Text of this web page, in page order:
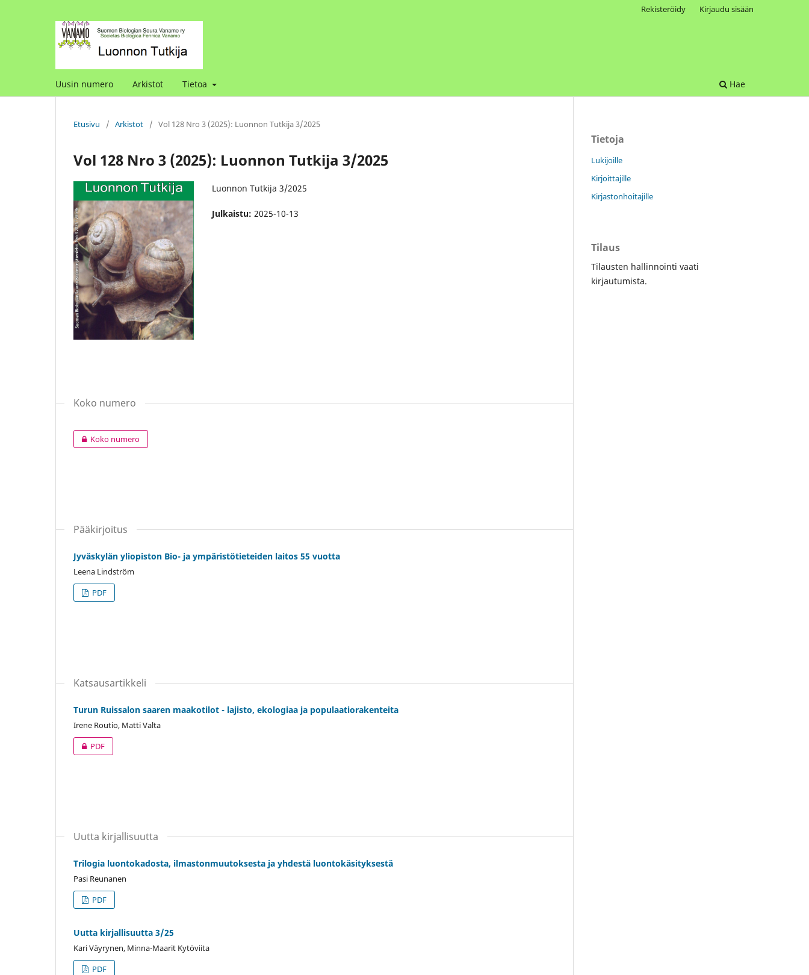
Uusin numero Arkistot Tietoa Hae
Rekisteröidy Kirjaudu sisään
Etusivu / Arkistot / Vol 128 Nro 3 (2025): Luonnon Tutkija 3/2025
Vol 128 Nro 3 (2025): Luonnon Tutkija 3/2025
Luonnon Tutkija 3/2025
Julkaistu: 2025-10-13
Koko numero
Koko numero
Pääkirjoitus
Jyväskylän yliopiston Bio- ja ympäristötieteiden laitos 55 vuotta
Leena Lindström
PDF
Katsausartikkeli
Turun Ruissalon saaren maakotilot - lajisto, ekologiaa ja populaatiorakenteita
Irene Routio, Matti Valta
PDF
Uutta kirjallisuutta
Trilogia luontokadosta, ilmastonmuutoksesta ja yhdestä luontokäsityksestä
Pasi Reunanen
PDF
Uutta kirjallisuutta 3/25
Kari Väyrynen, Minna-Maarit Kytöviita
PDF
Tietoja
Lukijoille
Kirjoittajille
Kirjastonhoitajille
Tilaus
Tilausten hallinnointi vaati
kirjautumista.